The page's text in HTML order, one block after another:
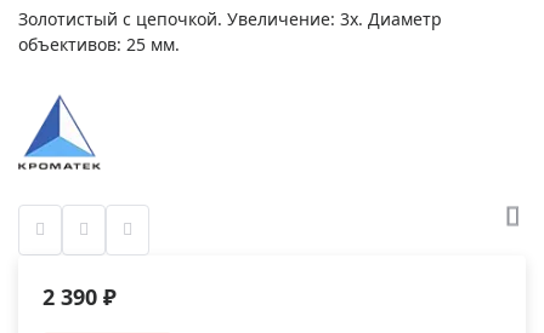
Золотистый с цепочкой. Увеличение: 3х. Диаметр
объективов: 25 мм.
2 390 ₽